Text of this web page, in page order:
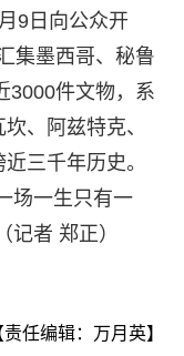
9日向公众开
集墨西哥、秘鲁
3000件文物，系
、阿兹特克、
三千年历史。
场一生只有一
记者 郑正）
责任编辑：万月英】